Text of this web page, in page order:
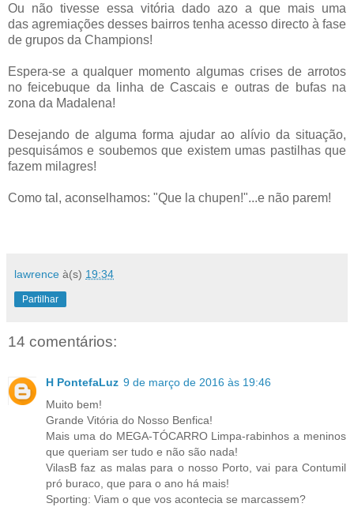
Ou não tivesse essa vitória dado azo a que mais uma
das agremiações desses bairros tenha acesso directo à fase
de grupos da Champions!
Espera-se a qualquer momento algumas crises de arrotos
no feicebuque da linha de Cascais e outras de bufas na
zona da Madalena!
Desejando de alguma forma ajudar ao alívio da situação,
pesquisámos e soubemos que existem umas pastilhas que
fazem milagres!
Como tal, aconselhamos: "Que la chupen!"...e não parem!
lawrence à(s) 19:34
Partilhar
14 comentários:
H PontefaLuz 9 de março de 2016 às 19:46
Muito bem!
Grande Vitória do Nosso Benfica!
Mais uma do MEGA-TÓCARRO Limpa-rabinhos a meninos
que queriam ser tudo e não são nada!
VilasB faz as malas para o nosso Porto, vai para Contumil
pró buraco, que para o ano há mais!
Sporting: Viam o que vos acontecia se marcassem?